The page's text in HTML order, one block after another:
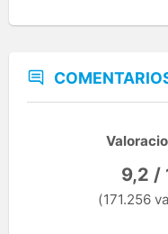
9,2 /
(171.256